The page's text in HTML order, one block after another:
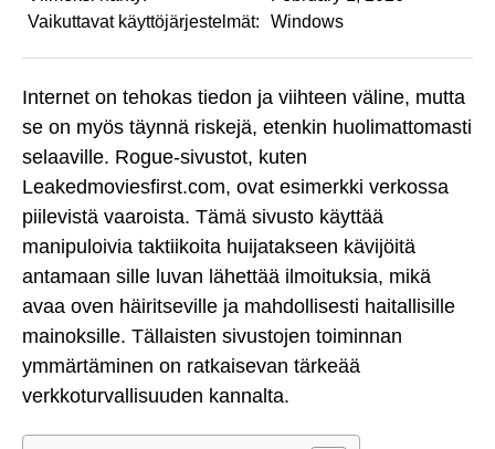
Vaikuttavat käyttöjärjestelmät:
Windows
Internet on tehokas tiedon ja viihteen väline, mutta
se on myös täynnä riskejä, etenkin huolimattomasti
selaaville. Rogue-sivustot, kuten
Leakedmoviesfirst.com, ovat esimerkki verkossa
piilevistä vaaroista. Tämä sivusto käyttää
manipuloivia taktiikoita huijatakseen kävijöitä
antamaan sille luvan lähettää ilmoituksia, mikä
avaa oven häiritseville ja mahdollisesti haitallisille
mainoksille. Tällaisten sivustojen toiminnan
ymmärtäminen on ratkaisevan tärkeää
verkkoturvallisuuden kannalta.